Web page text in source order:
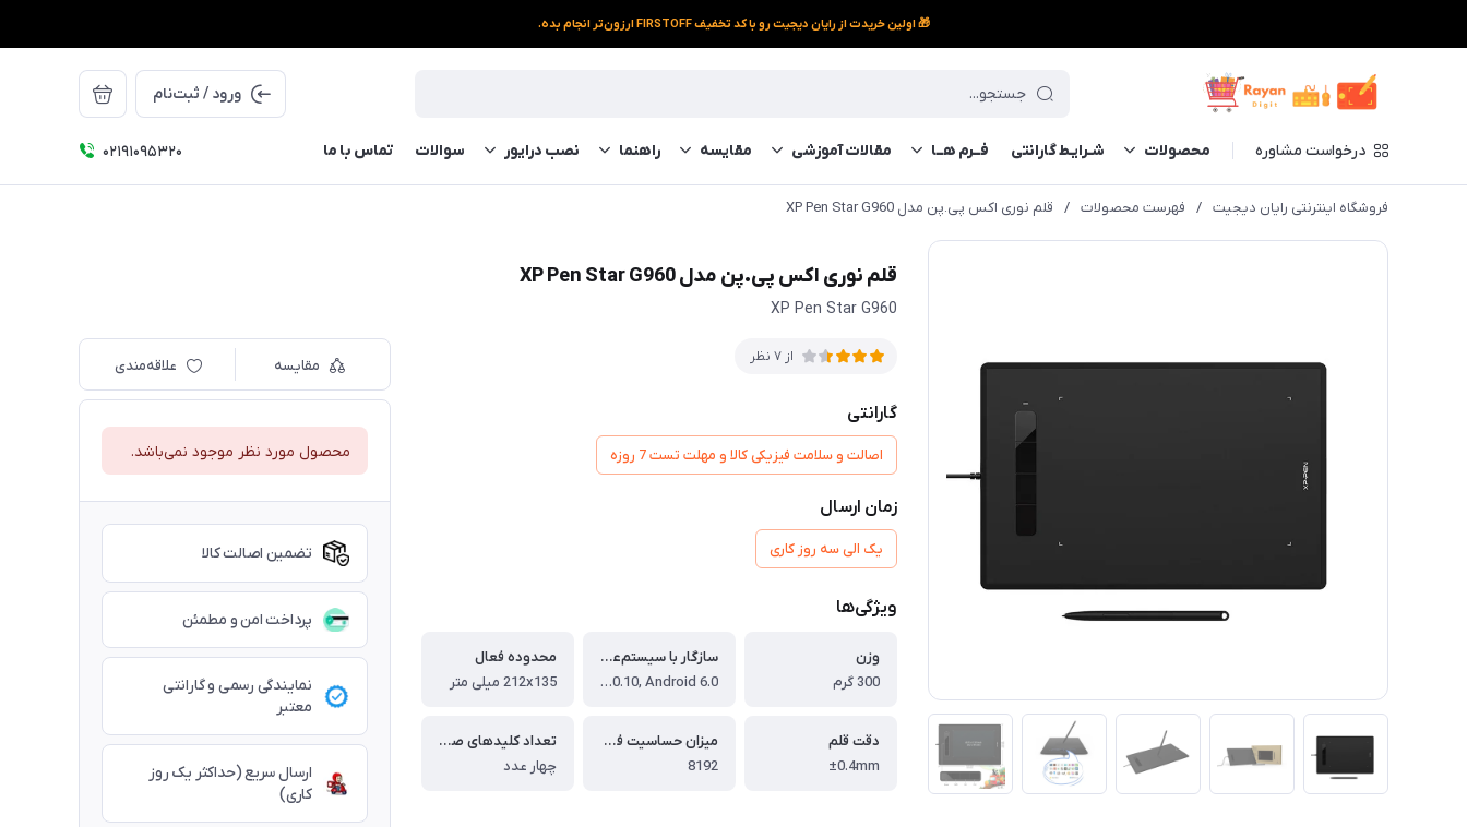
🎁 اولین خریدت از رایان دیجیت رو با کد تخفیف FIRSTOFF ارزون‌تر انجام بده.
ورود / ثبت‌نام
درخواست مشاوره محصولات شـرایـط گارانتی فــرم‌ هــا مقالات آموزشی مقایسه راهنما نصب درایور سوالات تماس با ما ۰۲۱91095320
فروشگاه اینترنتی رایان دیجیت / فهرست محصولات / قلم نوری اکس پی.پن مدل XP Pen Star G960
قلم نوری اکس پی.پن مدل XP Pen Star G960
XP Pen Star G960
از 7 نظر
گارانتی
اصالت و سلامت فیزیکی کالا و مهلت تست 7 روزه
زمان ارسال
یک الی سه روز کاری
ویژگی‌ها
وزن
300 گرم
سازگار با سیستم‌عامل‌های
Windows 7/8/10, Mac OS X 10.10, Android 6.0
محدوده فعال
212x135 میلی متر
دقت قلم
±0.4mm
میزان حساسیت فشار قلم
8192
تعداد کلیدهای صفحه
چهار عدد
مقایسه علاقه‌مندی
محصول مورد نظر موجود نمی‌باشد.
تضمین اصالت کالا
پرداخت امن و مطمئن
نمایندگی رسمی و گارانتی
معتبر
ارسال سریع (حداکثر یک روز
کاری)